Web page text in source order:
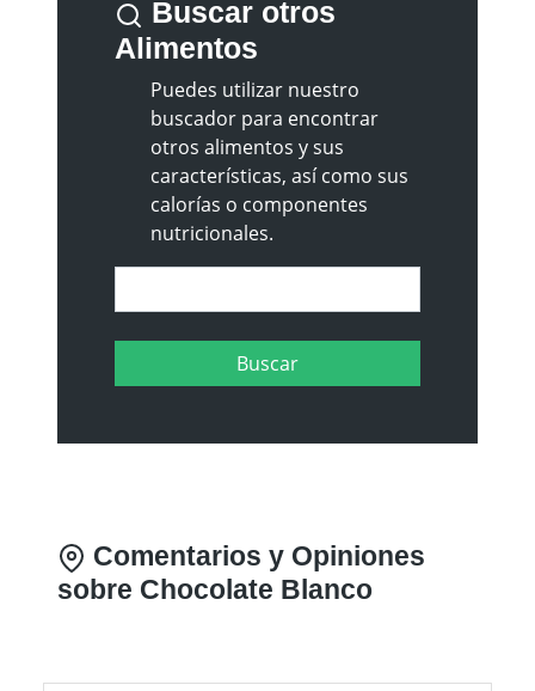
Buscar otros
Alimentos
Puedes utilizar nuestro
buscador para encontrar
otros alimentos y sus
características, así como sus
calorías o componentes
nutricionales.
Comentarios y Opiniones
sobre Chocolate Blanco